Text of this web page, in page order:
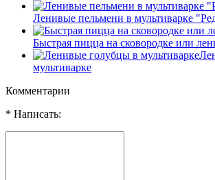
Ленивые пельмени в мультиварке
Быстрая пицца на сковородке или
мультиварке
Комментарии
* Написать: